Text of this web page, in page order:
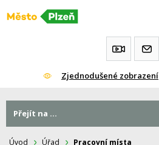
Přeskočit
Zjednodušené zobrazení
Úvod Úřad Pracovní místa
Přejít na ...